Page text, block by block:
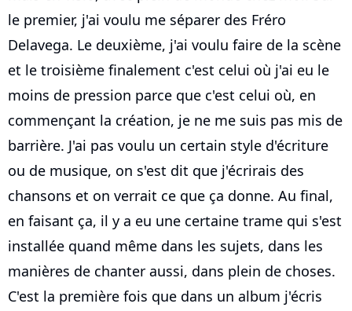
le premier, j'ai voulu me séparer des Fréro
Delavega. Le deuxième, j'ai voulu faire de la scène
et le troisième finalement c'est celui où j'ai eu le
moins de pression parce que c'est celui où, en
commençant la création, je ne me suis pas mis de
barrière. J'ai pas voulu un certain style d'écriture
ou de musique, on s'est dit que j'écrirais des
chansons et on verrait ce que ça donne. Au final,
en faisant ça, il y a eu une certaine trame qui s'est
installée quand même dans les sujets, dans les
manières de chanter aussi, dans plein de choses.
C'est la première fois que dans un album j'écris